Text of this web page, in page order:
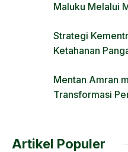
Maluku Melalui
Strategi
Ketahanan
Mentan Amran
Transformasi
Artikel Populer